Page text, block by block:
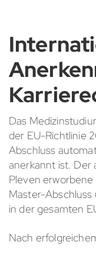
Das
der EU-Richtlinie
Abschluss
anerkannt ist. Der
Pleven
Master-Abschluss
in der gesamten
Nach